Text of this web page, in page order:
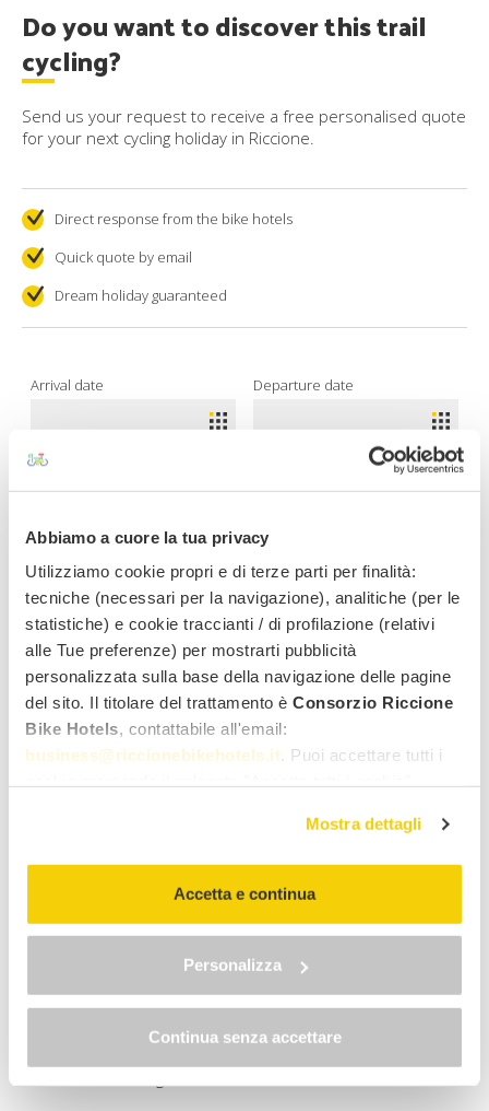
Abbiamo a cuore la tua privacy
Utilizziamo cookie propri e di terze parti per finalità:
tecniche (necessari per la navigazione), analitiche (per le
statistiche) e cookie traccianti / di profilazione (relativi
alle Tue preferenze) per mostrarti pubblicità
personalizzata sulla base della navigazione delle pagine
del sito. Il titolare del trattamento è Consorzio Riccione
Bike Hotels, contattabile all'email:
business@riccionebikehotels.it . Puoi accettare tutti i
gestire le tue preferenze facendo clic su "Personalizza".
Al fine di revocare il consenso prestato e visualizzare le
informazioni complete sul trattamento dei dati clicca qui:
Allo stesso link trovi la nostra informativa estesa sui
Mostra dettagli
Accetta e continua
Personalizza
Continua senza accettare
Do you want to discover this trail
cycling?
Send us your request to receive a free personalised quote
for your next cycling holiday in Riccione.
Direct response from the bike hotels
Quick quote by email
Dream holiday guaranteed
Arrival date Departure date
Adults
Do you want to rent a bike?
Yes
No
First name
Last name
Email address Gender
I agree to receive newsletters and commercial offers
Riccione Bike Hotels Consortiumand its